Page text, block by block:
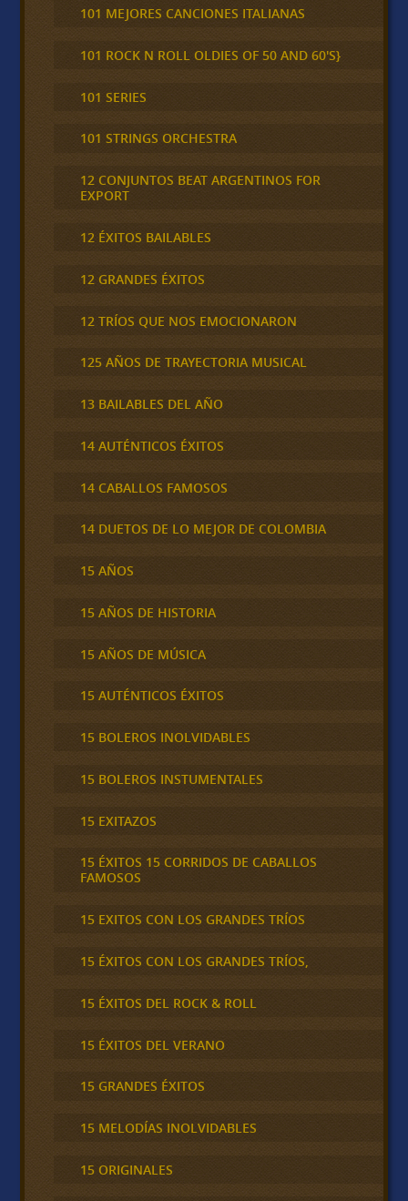
101 MEJORES CANCIONES ITALIANAS
101 ROCK N ROLL OLDIES OF 50 AND 60'S}
101 SERIES
101 STRINGS ORCHESTRA
12 CONJUNTOS BEAT ARGENTINOS FOR
EXPORT
12 ÉXITOS BAILABLES
12 GRANDES ÉXITOS
12 TRÍOS QUE NOS EMOCIONARON
125 AÑOS DE TRAYECTORIA MUSICAL
13 BAILABLES DEL AÑO
14 AUTÉNTICOS ÉXITOS
14 CABALLOS FAMOSOS
14 DUETOS DE LO MEJOR DE COLOMBIA
15 AÑOS
15 AÑOS DE HISTORIA
15 AÑOS DE MÚSICA
15 AUTÉNTICOS ÉXITOS
15 BOLEROS INOLVIDABLES
15 BOLEROS INSTUMENTALES
15 EXITAZOS
15 ÉXITOS 15 CORRIDOS DE CABALLOS
FAMOSOS
15 EXITOS CON LOS GRANDES TRÍOS
15 ÉXITOS CON LOS GRANDES TRÍOS,
15 ÉXITOS DEL ROCK & ROLL
15 ÉXITOS DEL VERANO
15 GRANDES ÉXITOS
15 MELODÍAS INOLVIDABLES
15 ORIGINALES